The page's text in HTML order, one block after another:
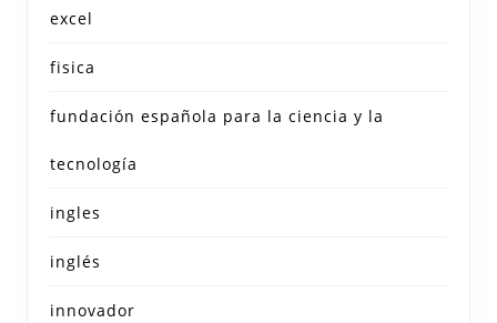
excel
fisica
fundación española para la ciencia y la
tecnología
ingles
inglés
innovador